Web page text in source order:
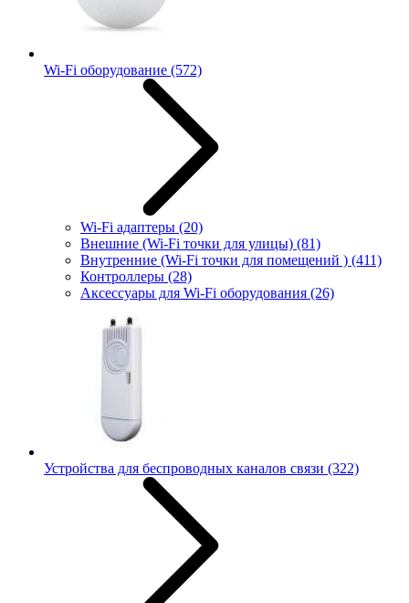
Wi-Fi оборудование (572)
Wi-Fi адаптеры (20)
Внешние (Wi-Fi точки для улицы) (81)
Внутренние (Wi-Fi точки для помещений ) (411)
Контроллеры (28)
Аксессуары для Wi-Fi оборудования (26)
Устройства для беспроводных каналов связи (322)